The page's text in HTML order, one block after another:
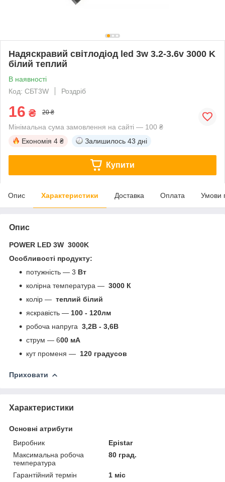
Надяскравий світлодіод led 3w 3.2-3.6v 3000 K
білий теплий
В наявності
Код: СБТ3W
Роздріб
16 ₴ 20 ₴
Мінімальна сума замовлення на сайті — 100 ₴
Економія 4 ₴ Залишилось 43 дні
Купити
Опис Характеристики Доставка Оплата Умови
Опис
POWER LED 3W 3000K
Особливості продукту:
потужність — 3 Вт
колірна температура — 3000 К
колір — теплий білий
яскравість — 100 - 120лм
робоча напруга 3,2В - 3,6В
струм — 600 мА
кут променя — 120 градусов
Приховати
Характеристики
Основні атрибути
Виробник
Epistar
Максимальна робоча
температура
80 град.
Гарантійний термін
1 міс